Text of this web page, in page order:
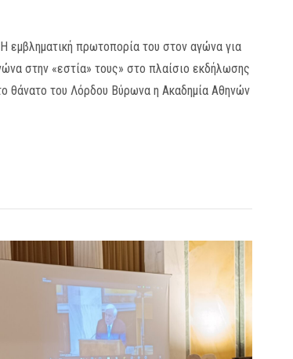
εμβληματική πρωτοπορία του στον αγώνα για
στην «εστία» τους» στο πλαίσιο εκδήλωσης
θάνατο του Λόρδου Βύρωνα η Ακαδημία Αθηνών